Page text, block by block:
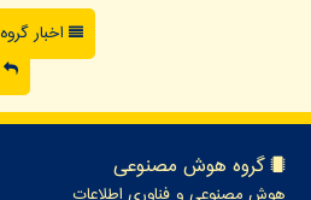
اخبار گروه
گروه هوش مصنوعی